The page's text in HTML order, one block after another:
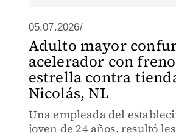
05.07.2026/
Adulto mayor
acelerador con
estrella contra
Nicolás, NL
Una empleada del
joven de 24 años, resultó